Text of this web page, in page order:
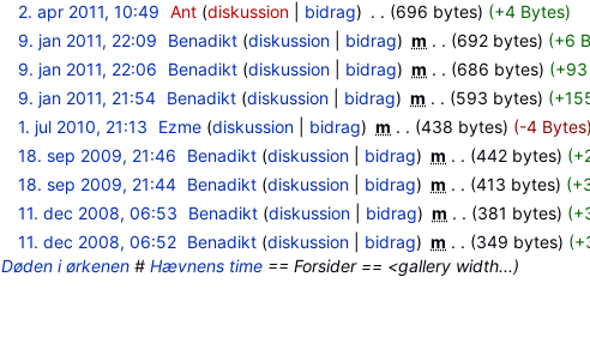
2. apr 2011, 10:49 Ant (diskussion bidrag) . . (696 bytes) (+4 Bytes)
9. jan 2011, 22:09 Benadikt (diskussion bidrag) ‎m . . (692 bytes) (+6
9. jan 2011, 22:06 Benadikt (diskussion bidrag) ‎m . . (686 bytes)
9. jan 2011, 21:54‎ Benadikt (diskussion bidrag) ‎m . . (593 bytes)
1. jul 2010, 21:13 Ezme (diskussion bidrag) ‎m . . (438 bytes) (-4 Bytes)
18. sep 2009, 21:46 Benadikt (diskussion bidrag) ‎m . . (442 bytes)
18. sep 2009, 21:44‎ Benadikt (diskussion bidrag) ‎m . . (413 bytes)
11. dec 2008, 06:53 Benadikt (diskussion bidrag) ‎m . . (381 bytes)
11. dec 2008, 06:52‎ Benadikt (diskussion bidrag) ‎m . . (349 bytes)
Døden i ørkenen# Hævnens time== Forsider == <gallery width...)